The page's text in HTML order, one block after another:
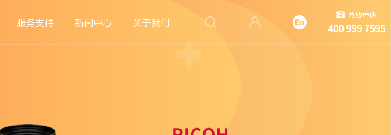
服务支持 新闻中心 关于我们
热线电话
400 999 7595